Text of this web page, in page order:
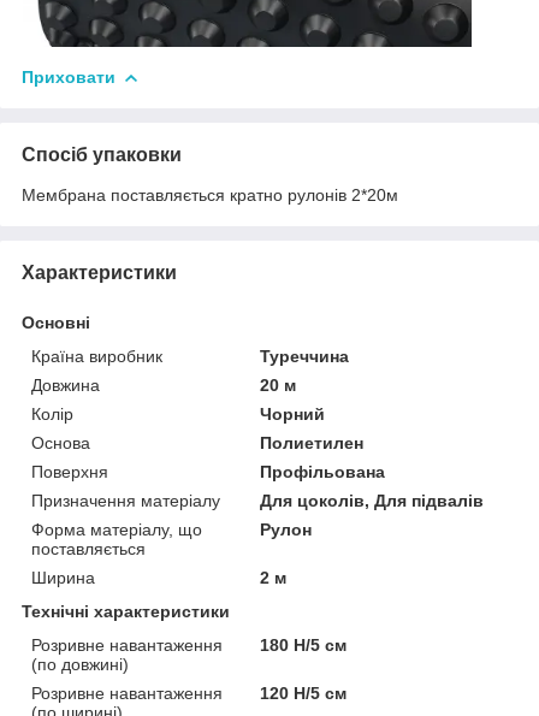
Приховати
Спосіб упаковки
Мембрана поставляється кратно рулонів 2*20м
Характеристики
Основні
Країна виробник
Туреччина
Довжина
20 м
Колір
Чорний
Основа
Полиетилен
Поверхня
Профільована
Призначення матеріалу
Для цоколів, Для підвалів
Форма матеріалу, що
поставляється
Рулон
Ширина
2 м
Технічні характеристики
Розривне навантаження
(по довжині)
180 Н/5 см
Розривне навантаження
(по ширині)
120 Н/5 см